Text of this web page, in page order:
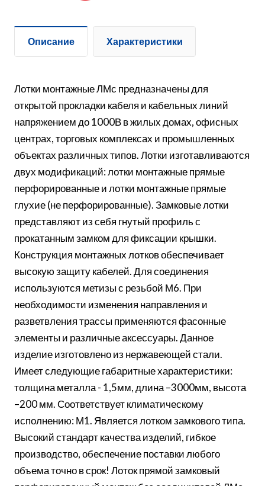
Описание Характеристики
Лотки монтажные ЛМс предназначены для
открытой прокладки кабеля и кабельных линий
напряжением до 1000В в жилых домах, офисных
центрах, торговых комплексах и промышленных
объектах различных типов. Лотки изготавливаются
двух модификаций: лотки монтажные прямые
перфорированные и лотки монтажные прямые
глухие (не перфорированные). Замковые лотки
представляют из себя гнутый профиль с
прокатанным замком для фиксации крышки.
Конструкция монтажных лотков обеспечивает
высокую защиту кабелей. Для соединения
используются метизы с резьбой М6. При
необходимости изменения направления и
разветвления трассы применяются фасонные
элементы и различные аксессуары. Данное
изделие изготовлено из нержавеющей стали.
Имеет следующие габаритные характеристики:
толщина металла - 1,5мм, длина –3000мм, высота
–200 мм. Соответствует климатическому
исполнению: М1. Является лотком замкового типа.
Высокий стандарт качества изделий, гибкое
производство, обеспечение поставки любого
объема точно в срок! Лоток прямой замковый